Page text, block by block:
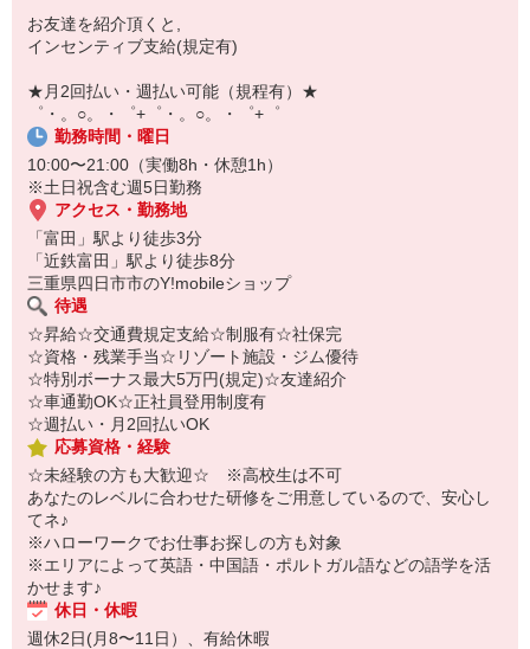
【スマホ面接実施中】
￣￣￣￣￣￣￣￣￣
自宅に居ながらスマホでカンタン面接OK！
オンライン面談なのでスピード対応。
お友達を紹介頂くと,
インセンティブ支給(規定有)
★月2回払い・週払い可能（規程有）★
゜・。○。・゜+゜・。○。・゜+゜
勤務時間・曜日
10:00〜21:00（実働8h・休憩1h）
※土日祝含む週5日勤務
アクセス・勤務地
「富田」駅より徒歩3分
「近鉄富田」駅より徒歩8分
三重県四日市市のY!mobileショップ
待遇
☆昇給☆交通費規定支給☆制服有☆社保完
☆資格・残業手当☆リゾート施設・ジム優待
☆特別ボーナス最大5万円(規定)☆友達紹介
☆車通勤OK☆正社員登用制度有
☆週払い・月2回払いOK
応募資格・経験
☆未経験の方も大歓迎☆ ※高校生は不可
あなたのレベルに合わせた研修をご用意しているので、安心し
てネ♪
※ハローワークでお仕事お探しの方も対象
※エリアによって英語・中国語・ポルトガル語などの語学を活
かせます♪
休日・休暇
週休2日(月8〜11日）、有給休暇